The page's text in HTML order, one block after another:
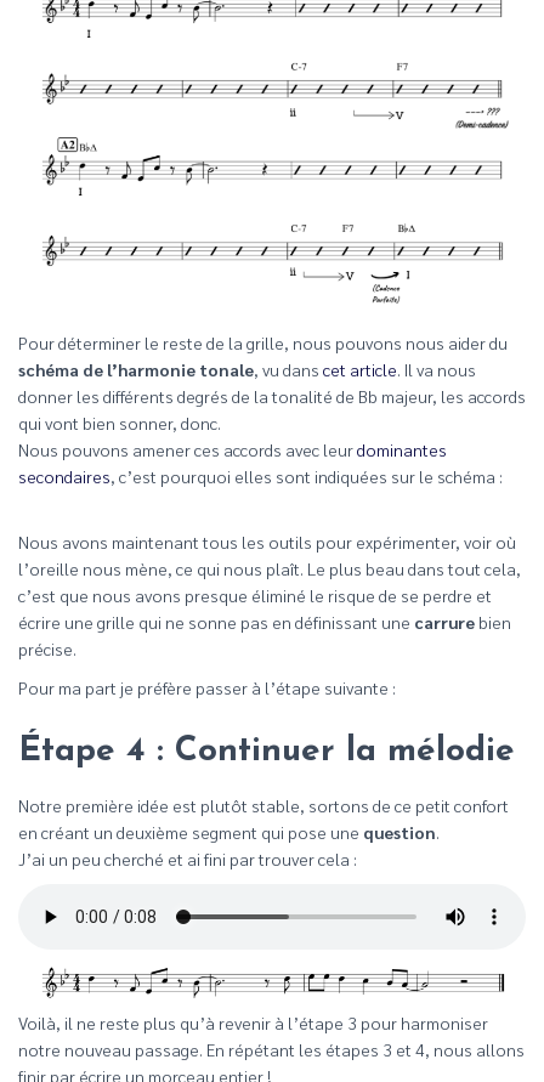
Pour déterminer le reste de la grille, nous pouvons nous aider du
schéma de l’harmonie tonale, vu dans cet article. Il va nous
donner les différents degrés de la tonalité de Bb majeur, les accords
qui vont bien sonner, donc.
Nous pouvons amener ces accords avec leurdominantes
secondaires, c’est pourquoi elles sont indiquées sur le schéma :
Nous avons maintenant tous les outils pour expérimenter, voir où
l’oreille nous mène, ce qui nous plaît. Le plus beau dans tout cela,
c’est que nous avons presque éliminé le risque de se perdre et
écrire une grille qui ne sonne pas en définissant une carrure bien
précise.
Pour ma part je préfère passer à l’étape suivante :
Étape 4 : Continuer la mélodie
Notre première idée est plutôt stable, sortons de ce petit confort
en créant un deuxième segment qui pose une question.
J’ai un peu cherché et ai fini par trouver cela :
Voilà, il ne reste plus qu’à revenir à l’étape 3 pour harmoniser
notre nouveau passage. En répétant les étapes 3 et 4, nous allons
finir par écrire un morceau entier !